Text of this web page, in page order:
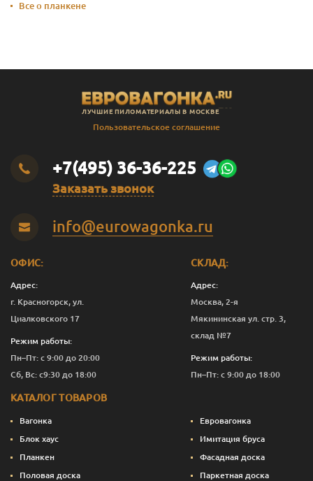
Все о планкене
ЛУЧШИЕ ПИЛОМАТЕРИАЛЫ В МОСКВЕ
Пользовательское соглашение
+7(495) 36-36-225
Заказать звонок
info@eurowagonka.ru
ОФИС:
Адрес:
г. Красногорск, ул.
Циалковского 17
Режим работы:
Пн–Пт: с 9:00 до 20:00
Сб, Вс: с9:30 до 18:00
СКЛАД:
Адрес:
Москва, 2-я
Мякининская ул. стр. 3,
склад №7
Режим работы:
Пн–Пт: с 9:00 до 18:00
КАТАЛОГ ТОВАРОВ
Вагонка
Евровагонка
Блок хаус
Имитация бруса
Планкен
Фасадная доска
Половая доска
Паркетная доска